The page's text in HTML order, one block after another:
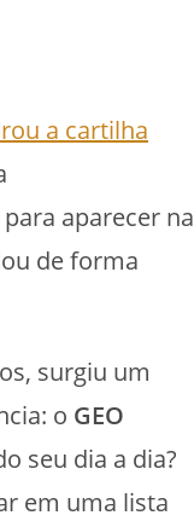
a cartilha
aparecer na
de forma
surgiu um
o GEO
seu dia a dia?
em uma lista